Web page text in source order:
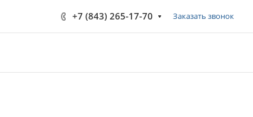
+7 (843) 265-17-70 Заказать звонок